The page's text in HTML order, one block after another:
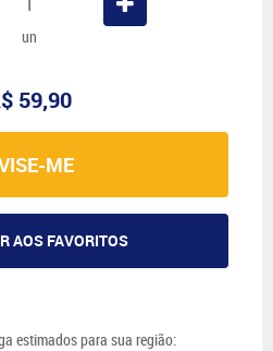
un
59,90
ME
AOS FAVORITOS
estimados para sua região: